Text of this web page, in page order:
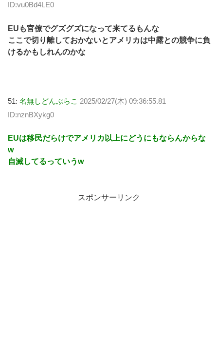
ID:vu0Bd4LE0
EUも官僚でグズグズになって来てるもんな
ここで切り離しておかないとアメリカは中露との競争に負
けるかもしれんのかな
51: 名無しどんぶらこ 2025/02/27(木) 09:36:55.81
ID:nznBXykg0
EUは移民だらけでアメリカ以上にどうにもならんからな
w
自滅してるっていうw
スポンサーリンク